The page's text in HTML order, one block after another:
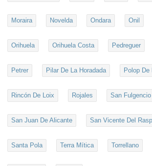
Moraira Novelda Ondara Onil
Orihuela Orihuela Costa Pedreguer
Petrer Pilar De La Horadada Polop De
Rincón De Loix Rojales San Fulgencio
San Juan De Alicante San Vicente Del
Santa Pola Terra Mítica Torrellano